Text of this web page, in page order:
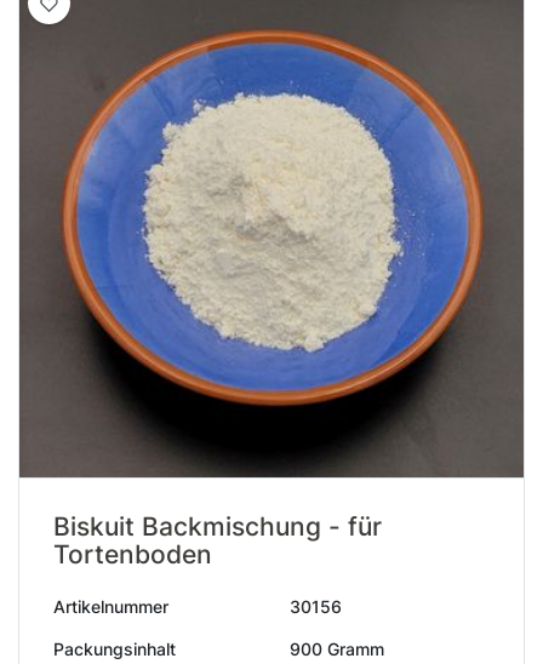
Biskuit Backmischung - für
Tortenboden
Artikelnummer 30156
Packungsinhalt 900 Gramm